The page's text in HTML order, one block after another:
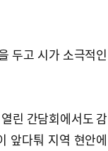
두고 시가 소극적인
린 간담회에서도 감
앞다퉈 지역 현안에